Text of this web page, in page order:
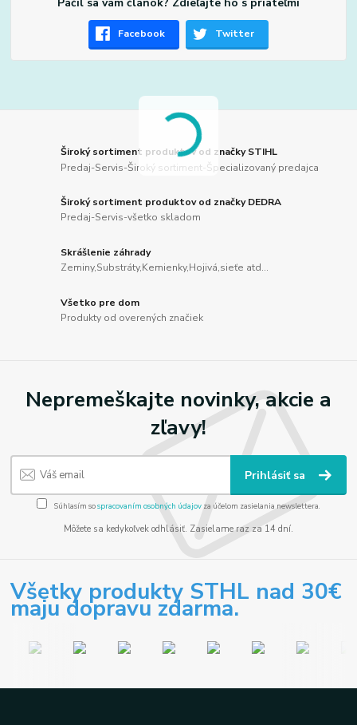
Facebook Twitter
Široký sortiment produktov od značky STIHL
Predaj-Servis-Široký sortiment-Špecializovaný predajca
Široký sortiment produktov od značky DEDRA
Predaj-Servis-všetko skladom
Skrášlenie záhrady
Zeminy,Substráty,Kemienky,Hojivá,sieťe atd...
Všetko pre dom
Produkty od overených značiek
Nepremeškajte novinky, akcie a
zľavy!
Prihlásiť sa
Súhlasím sospracovaním osobných údajov za účelom zasielania newslettera.
Môžete sa kedykoľvek odhlásiť. Zasielame raz za 14 dní.
Všetky produkty STHL nad 30€
maju dopravu zdarma.